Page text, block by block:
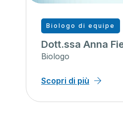
Biologo di equipe
Dott.ssa Anna
Biologo
Scopri di più